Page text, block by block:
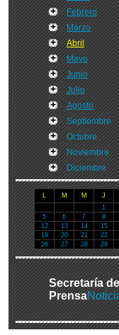
Febrero
Marzo
Abril
Mayo
Junio
Julio
Agosto
Septiembre
Octubre
Noviembre
Diciembre
L M M J
1
5
6 7 8
12
13 14 15
19
20 21 22
26
27 28 29
Secretaría de
Prensa